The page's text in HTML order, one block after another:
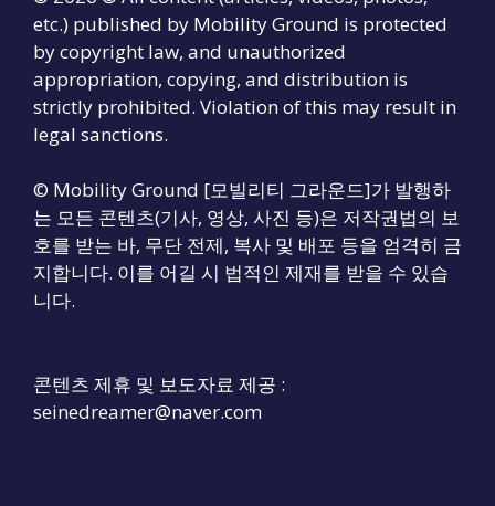
etc.) published by Mobility Ground is protected
by copyright law, and unauthorized
appropriation, copying, and distribution is
strictly prohibited. Violation of this may result in
legal sanctions.
© Mobility Ground [모빌리티 그라운드]가 발행하
는 모든 콘텐츠(기사, 영상, 사진 등)은 저작권법의 보
호를 받는 바, 무단 전제, 복사 및 배포 등을 엄격히 금
지합니다. 이를 어길 시 법적인 제재를 받을 수 있습
니다.
콘텐츠 제휴 및 보도자료 제공 :
seinedreamer@naver.com